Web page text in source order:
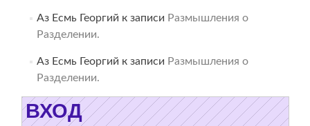
Аз Есмь Георгий к записи Размышления о
Разделении.
Аз Есмь Георгий к записи Размышления о
Разделении.
ВХОД